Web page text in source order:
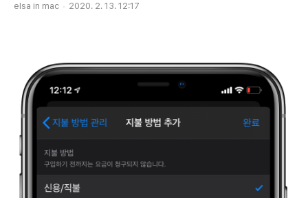
elsa in mac 2020. 2. 13. 12:17